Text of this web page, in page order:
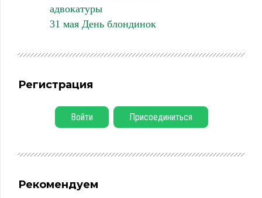
адвокатуры
31 мая День блондинок
Регистрация
Войти Присоединиться
Рекомендуем